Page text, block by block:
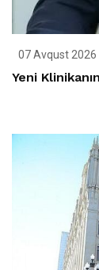
07 Avqust 2026
Yeni